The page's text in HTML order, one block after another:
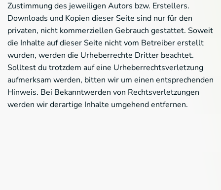
Zustimmung des jeweiligen Autors bzw. Erstellers.
Downloads und Kopien dieser Seite sind nur für den
privaten, nicht kommerziellen Gebrauch gestattet. Soweit
die Inhalte auf dieser Seite nicht vom Betreiber erstellt
wurden, werden die Urheberrechte Dritter beachtet.
Solltest du trotzdem auf eine Urheberrechtsverletzung
aufmerksam werden, bitten wir um einen entsprechenden
Hinweis. Bei Bekanntwerden von Rechtsverletzungen
werden wir derartige Inhalte umgehend entfernen.